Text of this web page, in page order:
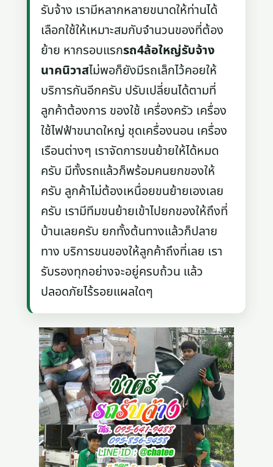
รับจ้าง เรามีหลากหลายขนาดให้ท่านได้
เลือกใช้ให้เหมาะสมกับจำนวนของที่ต้อง
ย้าย หากรอบแรกรถ4ล้อใหญ่รับจ้าง
นาคนิวาสไม่พอก็ยังมีรถเล็กไว้คอยให้
บริการกันอีกครับ ปรับเปลี่ยนได้ตามที่
ลูกค้าต้องการ ของใช้ เครื่องครัว เครื่อง
ใช้ไฟฟ้าขนาดใหญ่ ชุดเครื่องนอน เครื่อง
เรือนต่างๆ เราจัดการขนย้ายให้ได้หมด
ครับ มีทั้งรถแล้วก็พร้อมคนยกของให้
ครับ ลูกค้าไม่ต้องเหนื่อยขนย้ายเองเลย
ครับ เรามีทีมขนย้ายเข้าไปยกของให้ถึงที่
บ้านเลยครับ ยกทั้งต้นทางแล้วก็ปลาย
ทาง บริการขนของให้ลูกค้าถึงที่เลย เรา
รับรองทุกอย่างจะอยู่ครบถ้วน แล้ว
ปลอดภัยไร้รอยแผลใดๆ